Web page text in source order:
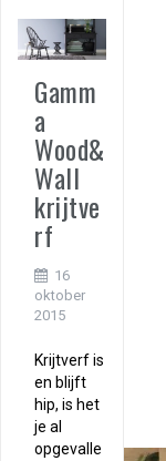
Gamm
a
Wood&
Wall
krijtve
rf
16
oktober
2015
Krijtverf is
en blijft
hip, is het
je al
opgevalle